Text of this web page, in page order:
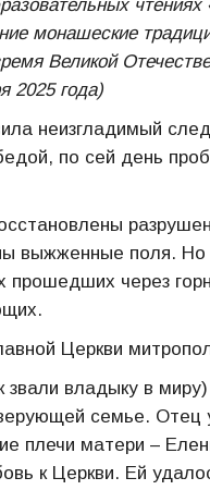
монашеские
Великой
2025 года)
неизгладимый
по сей день
выжженные поля.
прошедших через
Церкви
звали владыку в
семье.
плечи матери –
к Церкви. Ей